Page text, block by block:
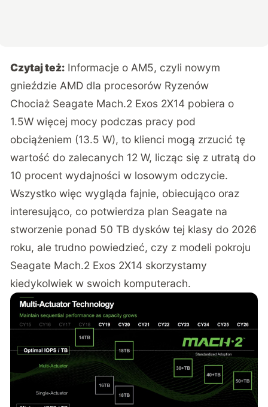
Czytaj też: Informacje o AM5, czyli nowym
gnieździe AMD dla procesorów Ryzenów
Chociaż Seagate Mach.2 Exos 2X14 pobiera o
1.5W więcej mocy podczas pracy pod
obciążeniem (13.5 W), to klienci mogą zrzucić tę
wartość do zalecanych 12 W, licząc się z utratą do
10 procent wydajności w losowym odczycie.
Wszystko więc wygląda fajnie, obiecująco oraz
interesująco, co potwierdza plan Seagate na
stworzenie ponad 50 TB dysków tej klasy do 2026
roku, ale trudno powiedzieć, czy z modeli pokroju
Seagate Mach.2 Exos 2X14 skorzystamy
kiedykolwiek w swoich komputerach.